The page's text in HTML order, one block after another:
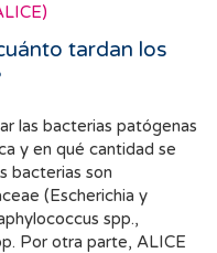
tardan los
las bacterias patógenas
y en qué cantidad se
bacterias son
(Escherichia y
spp.,
Por otra parte, ALICE